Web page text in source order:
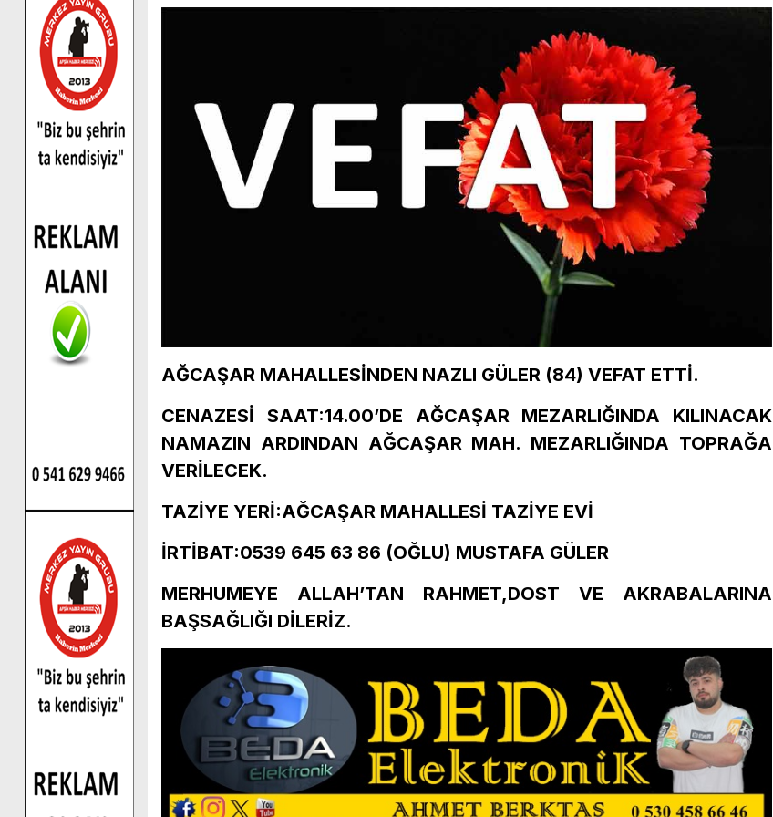
AĞCAŞAR MAHALLESİNDEN NAZLI GÜLER (84) VEFAT ETTİ.
CENAZESİ SAAT:14.00’DE AĞCAŞAR MEZARLIĞINDA KILINACAK
NAMAZIN ARDINDAN AĞCAŞAR MAH. MEZARLIĞINDA TOPRAĞA
VERİLECEK.
TAZİYE YERİ:AĞCAŞAR MAHALLESİ TAZİYE EVİ
İRTİBAT:0539 645 63 86 (OĞLU) MUSTAFA GÜLER
MERHUMEYE ALLAH’TAN RAHMET,DOST VE AKRABALARINA
BAŞSAĞLIĞI DİLERİZ.